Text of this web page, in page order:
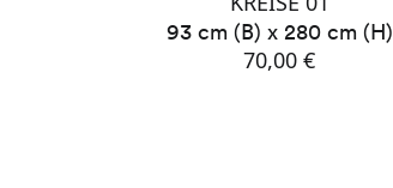
93 cm (B) x 280 cm (H)
70,00 €